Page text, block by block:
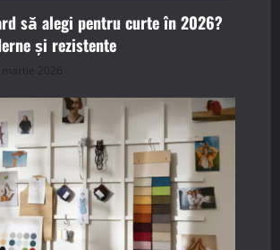
să alegi pentru curte în 2026?
și rezistente
martie 2026